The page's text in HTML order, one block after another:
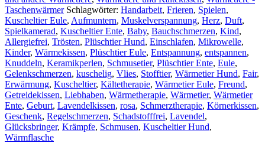
Taschenwärmer Schlagwörter: Handarbeit, Frieren, Spielen,
Kuscheltier Eule, Aufmuntern, Muskelverspannung, Herz, Duft,
Spielkamerad, Kuscheltier Ente, Baby, Bauchschmerzen, Kind,
Allergiefrei, Trösten, Plüschtier Hund, Einschlafen, Mikrowelle,
Kinder, Wärmekissen, Plüschtier Eule, Entspannung, entspannen,
Knuddeln, Keramikperlen, Schmusetier, Plüschtier Ente, Eule,
Gelenkschmerzen, kuschelig, Vlies, Stofftier, Wärmetier Hund, Fair,
Erwärmung, Kuscheltier, Kältetherapie, Wärmetier Eule, Freund,
Getreidekissen, Liebhaben, Wärmetherapie, Wärmetier, Wärmetier
Ente, Geburt, Lavendelkissen, rosa, Schmerztherapie, Körnerkissen,
Geschenk, Regelschmerzen, Schadstofffrei, Lavendel,
Glücksbringer, Krämpfe, Schmusen, Kuscheltier Hund,
Wärmflasche